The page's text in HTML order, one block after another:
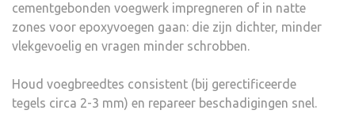
cementgebonden voegwerk impregneren of in natte
zones voor epoxyvoegen gaan: die zijn dichter, minder
vlekgevoelig en vragen minder schrobben.
Houd voegbreedtes consistent (bij gerectificeerde
tegels circa 2-3 mm) en repareer beschadigingen snel.